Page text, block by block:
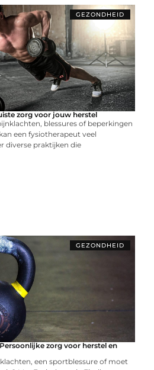
GEZONDHEID
zorg voor jouw herstel
blessures of beperkingen
een fysiotherapeut veel
diverse praktijken die
GEZONDHEID
zorg voor herstel en
een sportblessure of moet